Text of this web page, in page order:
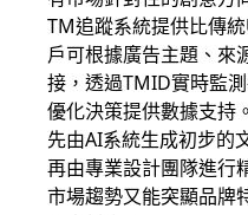
TM追蹤系統提供比傳
戶可根據廣告主題、來
接，透過TMID實時監
優化決策提供數據支持
先由AI系統生成初步的
再由專業設計團隊進行
市場趨勢又能突顯品牌